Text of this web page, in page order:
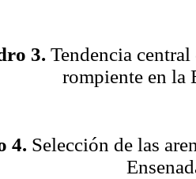
3. Tendencia central
rompiente en la
4. Selección de las